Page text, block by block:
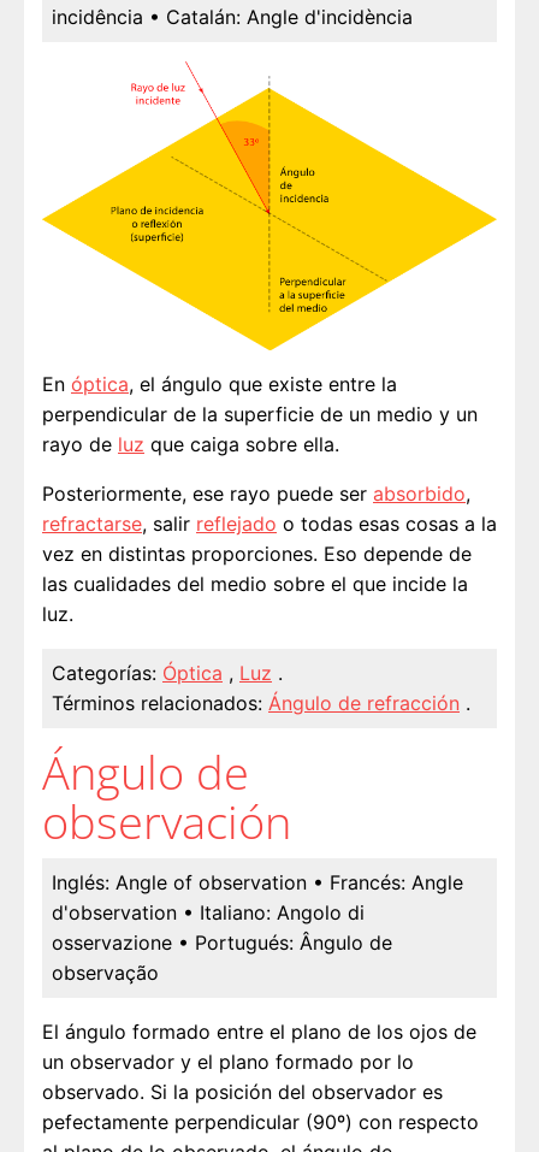
incidência • Catalán: Angle d'incidència
En óptica, el ángulo que existe entre la
perpendicular de la superficie de un medio y un
rayo de luz que caiga sobre ella.
Posteriormente, ese rayo puede ser absorbido,
refractarse, salir reflejado o todas esas cosas a la
vez en distintas proporciones. Eso depende de
las cualidades del medio sobre el que incide la
luz.
Categorías: Óptica , Luz .
Términos relacionados: Ángulo de refracción .
Ángulo de
observación
Inglés: Angle of observation • Francés: Angle
d'observation • Italiano: Angolo di
osservazione • Portugués: Ângulo de
observação
El ángulo formado entre el plano de los ojos de
un observador y el plano formado por lo
observado. Si la posición del observador es
pefectamente perpendicular (90º) con respecto